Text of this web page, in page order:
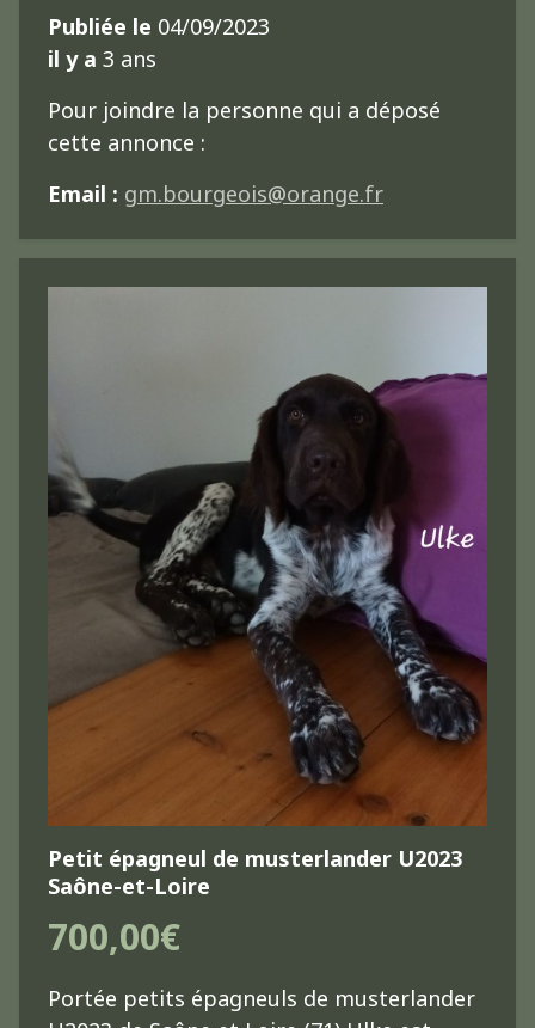
Publiée le 04/09/2023
il y a 3 ans
Pour joindre la personne qui a déposé
cette annonce :
Email : gm.bourgeois@orange.fr
Petit épagneul de musterlander U2023
Saône-et-Loire
700,00€
Portée petits épagneuls de musterlander